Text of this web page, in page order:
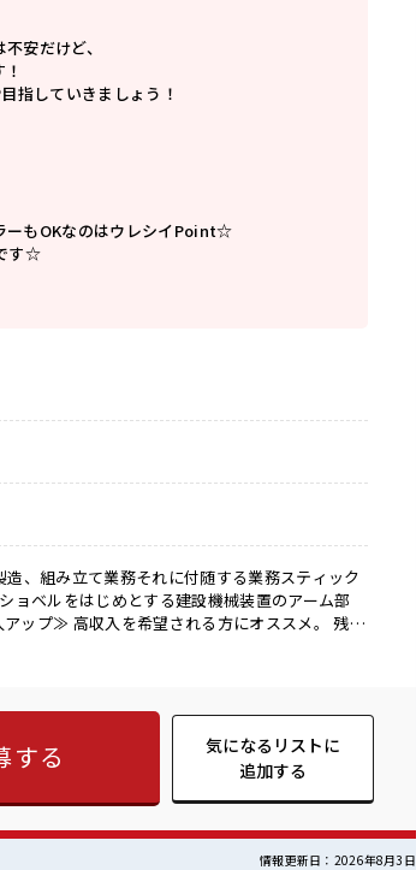
安だけど、
指していきましょう！
ーもOKなのはウレシイPoint☆
す☆
造、組み立て業務それに付随する業務スティック
ョベルをはじめとする建設機械装置のアーム部
に髪色自由で明るすぎたり奇抜でなければOK
ましょう！ ≪様々なお仕事をご提案≫ 一人で悩
20代活躍中の職場です☆ 休憩室で自分タイ
する
気になるリストに
追加する
情報更新日：2026年8月3日